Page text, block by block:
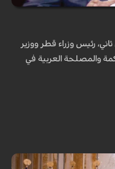
رئيس وزراء قطر ووزير
والمصلحة العربية في